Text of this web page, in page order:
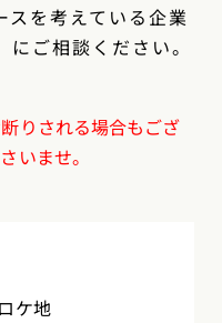
を考えている企業
にご相談ください。
りされる場合もござ
いませ。
ケ地